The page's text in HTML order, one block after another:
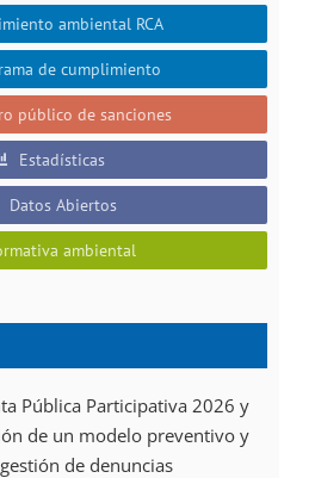
ambiental RCA
de cumplimiento
público de sanciones
Estadísticas
Datos Abiertos
ambiental
Pública Participativa 2026 y
de un modelo preventivo y
de denuncias